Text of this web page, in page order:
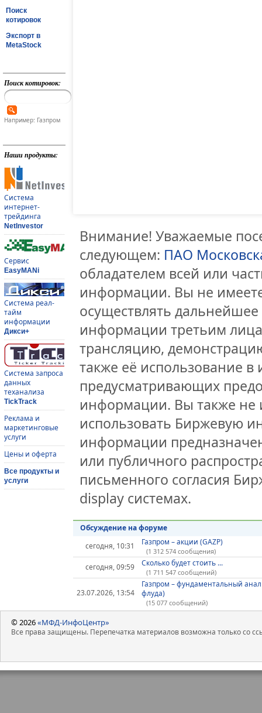
Поиск
котировок
Экспорт в
MetaStock
Поиск котировок:
Например: Газпром
Наши продукты:
Система
интернет-
трейдинга
NetInvestor
Сервис
EasyMANi
Система реал-
тайм
информации
Дикси+
Система запроса
данных
теханализа
TickTrack
Реклама и
маркетинговые
услуги
Цены и оферта
Все продукты и
услуги
Внимание! Уважаемые
следующем: ПАО
обладателем всей или
информации. Вы не
осуществлять
информации третьим
трансляцию,
также её использование
предусматривающих
информации. Вы также не
использовать Биржевую
информации
или публичного
письменного согласия
display системах.
Обсуждение на форуме
сегодня, 10:31
Газпром – акции (GAZP)
(1 312 574 сообщения)
сегодня, 09:59 Сколько будет стоить ...
(1 711 547 сообщений)
23.07.2026, 13:54
Газпром – фундаментальный
флуда)
(15 077 сообщений)
© 2026«МФД-ИнфоЦентр»
Все права защищены. Перепечатка материалов возможна только со